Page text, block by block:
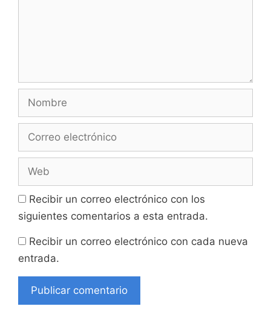
Nombre
Correo
Web
Recibir un correo electrónico con los
siguientes comentarios a esta entrada.
Recibir un correo electrónico con cada nueva
entrada.